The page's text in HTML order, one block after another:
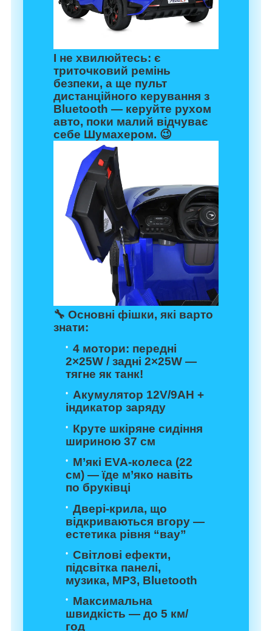
І не хвилюйтесь: є
триточковий ремінь
безпеки, а ще пульт
дистанційного керування з
Bluetooth — керуйте рухом
авто, поки малий відчуває
себе Шумахером. 😉
🔧 Основні фішки, які варто
знати:
4 мотори: передні
2×25W / задні 2×25W —
тягне як танк!
Акумулятор 12V/9AH +
індикатор заряду
Круте шкіряне сидіння
шириною 37 см
М’які EVA-колеса (22
см) — їде м’яко навіть
по бруківці
Двері-крила, що
відкриваються вгору —
естетика рівня “вау”
Світлові ефекти,
підсвітка панелі,
музика, MP3, Bluetooth
Максимальна
швидкість — до 5 км/
год